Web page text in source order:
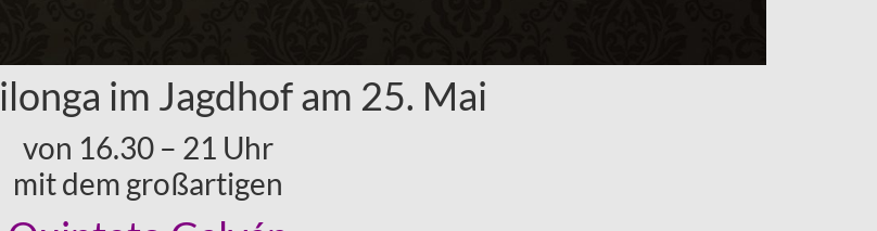
im Jagdhof am 25. Mai
von 16.30 – 21 Uhr
mit dem großartigen